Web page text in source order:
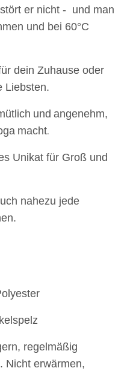
er nicht - und man
und bei 60°C
dein Zuhause oder
Liebsten.
tlich und angenehm,
macht.
Unikat für Groß und
nahezu jede
regelmäßig
Nicht erwärmen,